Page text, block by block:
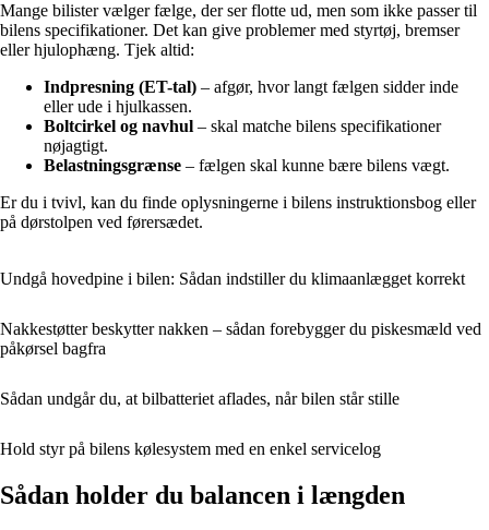
Mange bilister vælger fælge, der ser flotte ud, men som ikke passer til
bilens specifikationer. Det kan give problemer med styrtøj, bremser
eller hjulophæng. Tjek altid:
Indpresning (ET-tal) – afgør, hvor langt fælgen sidder inde
eller ude i hjulkassen.
Boltcirkel og navhul – skal matche bilens specifikationer
nøjagtigt.
Belastningsgrænse – fælgen skal kunne bære bilens vægt.
Er du i tvivl, kan du finde oplysningerne i bilens instruktionsbog eller
på dørstolpen ved førersædet.
Undgå hovedpine i bilen: Sådan indstiller du klimaanlægget korrekt
Nakkestøtter beskytter nakken – sådan forebygger du piskesmæld ved
påkørsel bagfra
Sådan undgår du, at bilbatteriet aflades, når bilen står stille
Hold styr på bilens kølesystem med en enkel servicelog
Sådan holder du balancen i længden